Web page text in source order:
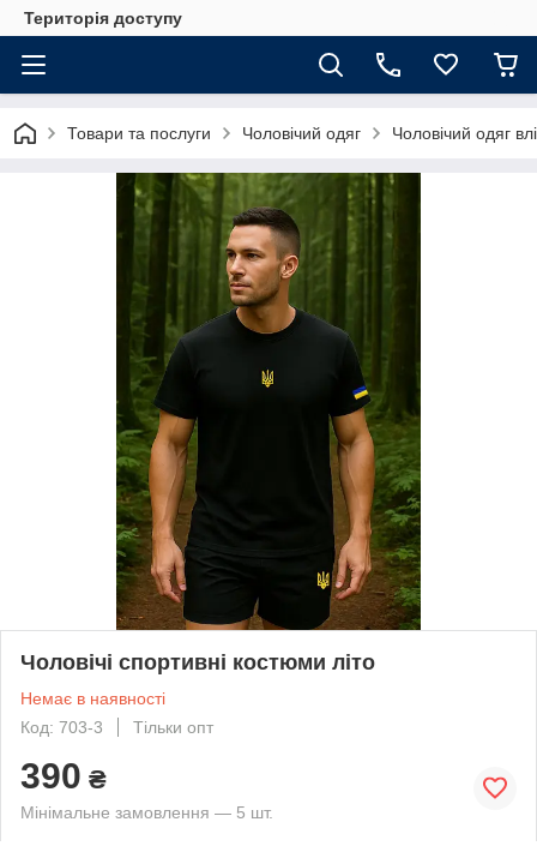
Територія доступу
Товари та послуги Чоловічий одяг Чоловічий одяг
Чоловічі спортивні костюми літо
Немає в наявності
Код: 703-3
Тільки опт
390 ₴
Мінімальне замовлення — 5 шт.